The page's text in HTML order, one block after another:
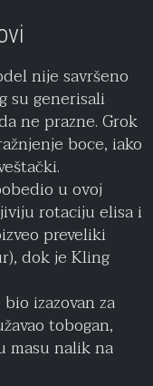
nije savršeno
su generisali
ne prazne. Grok
boce, iako
u ovoj
rotaciju elisa i
preveliki
dok je Kling
izazovan za
tobogan,
masu nalik na